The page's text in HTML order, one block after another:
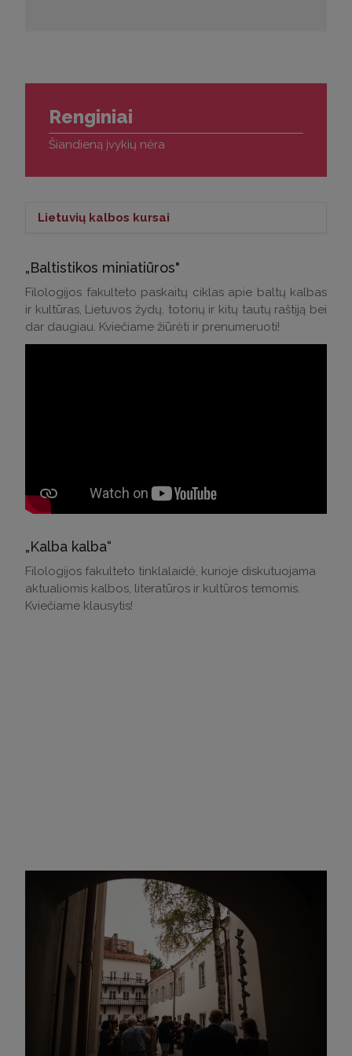
Renginiai
Šiandieną įvykių nėra
Lietuvių kalbos kursai
Lietuvių kalbos kursai >
Kontaktai klausimams:
Tel.: (0 5) 268 7214
El. p.:andrius.apinis@flf.vu.lt
„Baltistikos miniatiūros"
Filologijos fakulteto paskaitų ciklas apie baltų kalbas
ir kultūras, Lietuvos žydų, totorių ir kitų tautų raštiją bei
dar daugiau. Kviečiame žiūrėti ir prenumeruoti!
„Kalba kalba“
Filologijos fakulteto tinklalaidė, kurioje diskutuojama
aktualiomis kalbos, literatūros ir kultūros temomis.
Kviečiame klausytis!